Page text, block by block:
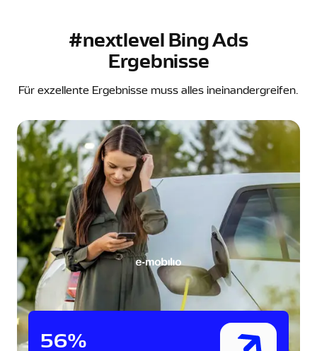
#nextlevel Bing Ads
Ergebnisse
Für exzellente Ergebnisse muss alles ineinandergreifen.
56%